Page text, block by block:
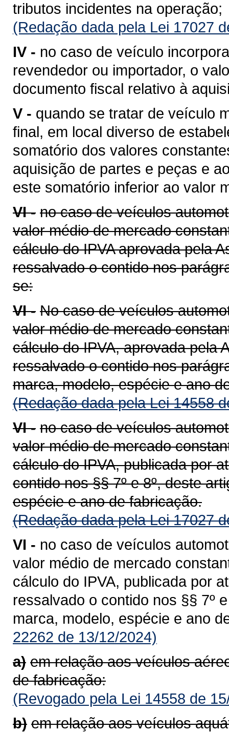
tributos incidentes na operação;
(Redação dada pela Lei 17027
IV - no caso de veículo
revendedor ou importador, o
documento fiscal relativo à
V - quando se tratar de veículo
final, em local diverso de
somatório dos valores
aquisição de partes e peças e
este somatório inferior ao valor
VI - no caso de veículos
valor médio de mercado
cálculo do IPVA aprovada pela
ressalvado o contido nos
se:
VI - No caso de veículos
valor médio de mercado
cálculo do IPVA, aprovada pela
ressalvado o contido nos
marca, modelo, espécie e ano
(Redação dada pela Lei 14558
VI - no caso de veículos
valor médio de mercado
cálculo do IPVA, publicada por
contido nos §§ 7º e 8º, deste
espécie e ano de fabricação.
(Redação dada pela Lei 17027
VI - no caso de veículos
valor médio de mercado
cálculo do IPVA, publicada por
ressalvado o contido nos §§ 7º
marca, modelo, espécie e ano
22262 de 13/12/2024)
a) em relação aos veículos
de fabricação:
(Revogado pela Lei 14558 de
b) em relação aos veículos